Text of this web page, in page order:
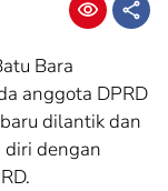
Bara
anggota DPRD
dilantik dan
diri dengan